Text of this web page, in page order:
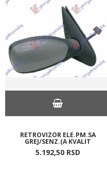
RETROVIZOR ELE.PM.SA
GREJ/SENZ.(A KVALIT
5.192,50 RSD